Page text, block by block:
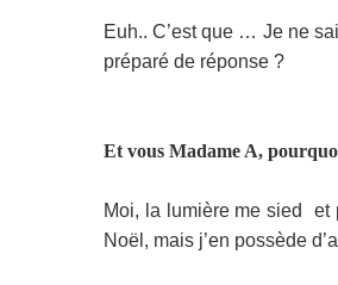
Euh.. C’est que … Je ne
préparé de réponse ?
Et vous Madame A,
Moi, la lumière me sied
et
Noël, mais j’en possède